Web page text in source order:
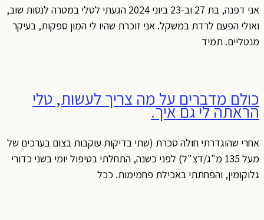
אני דפנה, בת 27 וב-23 ביוני 2024 הגעתי לטלי במטרה לנסות שוב,
ואולי הפעם לרדת במשקל. אני זוכרת שהיו לי המון ספקות, בעיקר
מנטליים. תמיד
כולם מדברים על מה צריך לעשות, טלי
הראתה לי גם איך.
אחרי שהוגדרתי חולה סכרת (שתי בדיקות עוקבות בצום בערכים של
מעל 135 מ"ג/דצ"ל) לפני כשנה, התחלתי בטיפול יומי בשני כדורי
גלוקומין, והפחתתי באכילת פחמימות. ככל